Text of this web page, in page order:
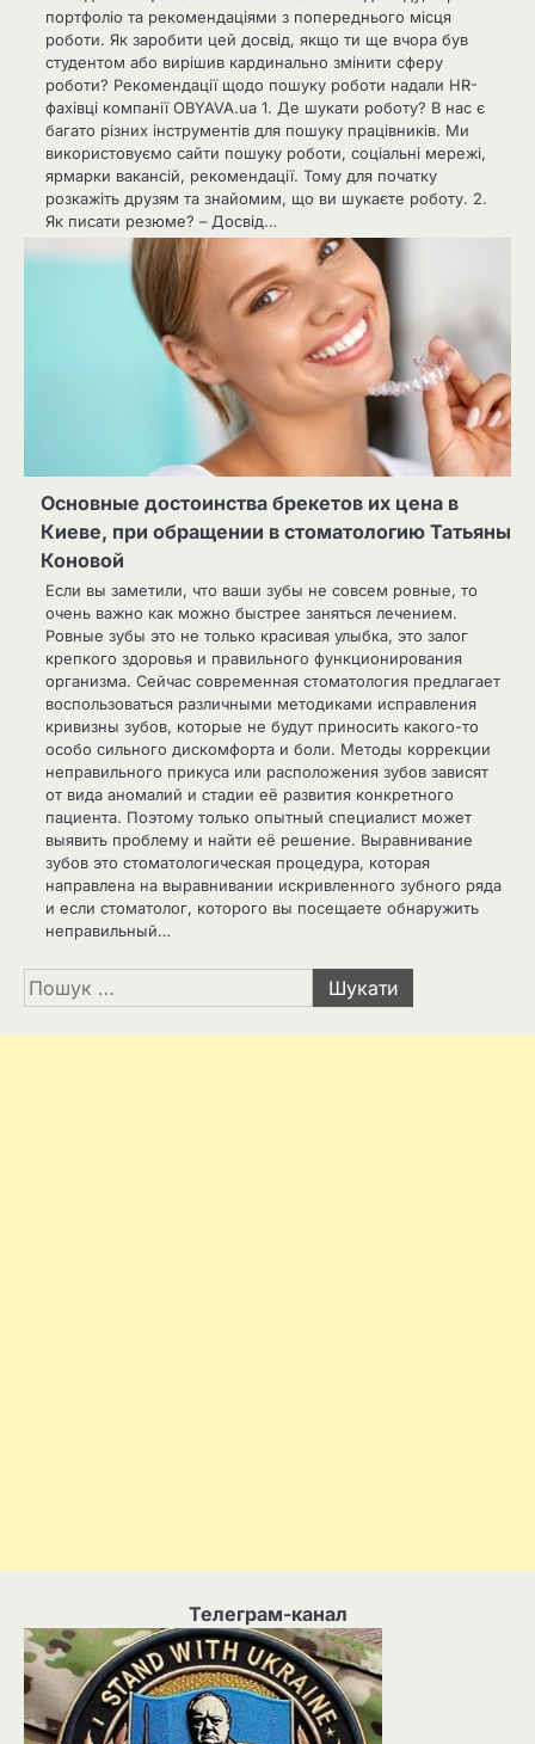
портфоліо та рекомендаціями з попереднього місця
роботи. Як заробити цей досвід, якщо ти ще вчора був
студентом або вирішив кардинально змінити сферу
роботи? Рекомендації щодо пошуку роботи надали HR-
фахівці компанії OBYAVA.ua 1. Де шукати роботу? В нас є
багато різних інструментів для пошуку працівників. Ми
використовуємо сайти пошуку роботи, соціальні мережі,
ярмарки вакансій, рекомендації. Тому для початку
розкажіть друзям та знайомим, що ви шукаєте роботу. 2.
Як писати резюме? – Досвід…
Основные достоинства брекетов их цена в
Киеве, при обращении в стоматологию Татьяны
Коновой
Если вы заметили, что ваши зубы не совсем ровные, то
очень важно как можно быстрее заняться лечением.
Ровные зубы это не только красивая улыбка, это залог
крепкого здоровья и правильного функционирования
организма. Сейчас современная стоматология предлагает
воспользоваться различными методиками исправления
кривизны зубов, которые не будут приносить какого-то
особо сильного дискомфорта и боли. Методы коррекции
неправильного прикуса или расположения зубов зависят
от вида аномалий и стадии её развития конкретного
пациента. Поэтому только опытный специалист может
выявить проблему и найти её решение. Выравнивание
зубов это стоматологическая процедура, которая
направлена на выравнивании искривленного зубного ряда
и если стоматолог, которого вы посещаете обнаружить
неправильный…
Пошук:
Телеграм-канал